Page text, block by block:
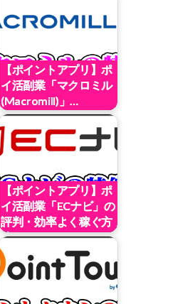
【ポイントアプリ】ポ
イ活副業「マクロミル
(Macromill)」…
【ポイントアプリ】ポ
イ活副業「ECナビ」の
評判・効率よく稼ぐ方
法…